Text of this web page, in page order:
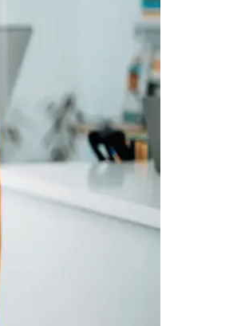
Embu das ArtesSão Roque